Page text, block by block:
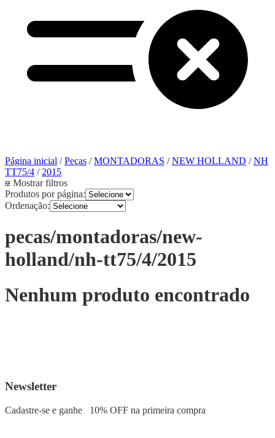
Página inicial /Peças /MONTADORAS /NEW HOLLAND /NH
TT75/4 /2015
Mostrar filtros
Produtos por página:
Ordenação:
pecas/montadoras/new-
holland/nh-tt75/4/2015
Nenhum produto encontrado
Newsletter
Cadastre-se e ganhe 10% OFF na primeira compra